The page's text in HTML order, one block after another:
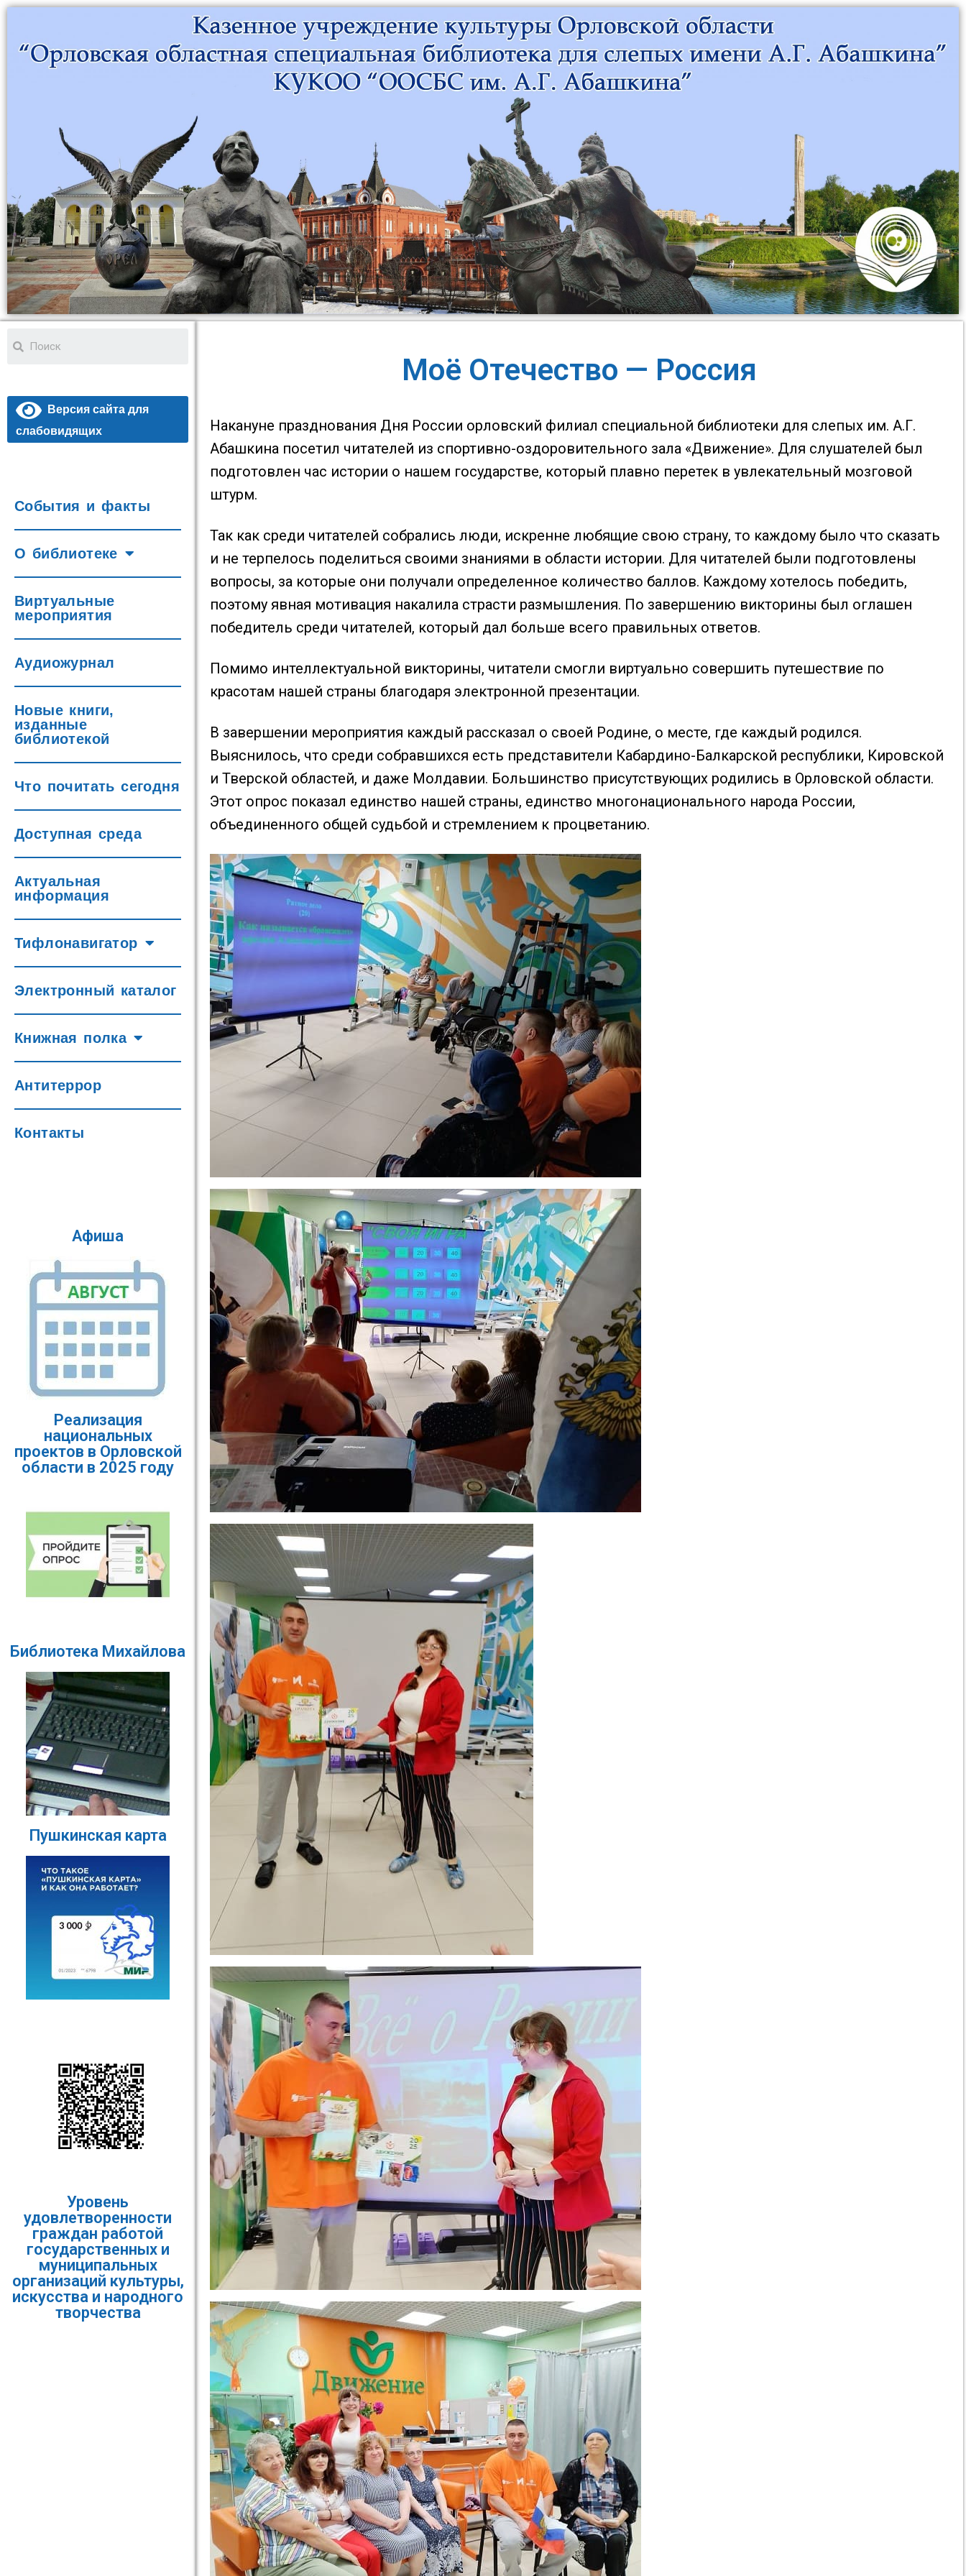
Версия сайта для
слабовидящих
События и факты
О библиотеке
Виртуальные
мероприятия
Аудиожурнал
Новые книги,
изданные
библиотекой
Что почитать сегодня
Доступная среда
Актуальная
информация
Тифлонавигатор
Электронный каталог
Книжная полка
Антитеррор
Контакты
Афиша
Реализация
национальных
проектов в Орловской
области в 2025 году
Библиотека Михайлова
Пушкинская карта
Уровень
удовлетворенности
граждан работой
государственных и
муниципальных
организаций культуры,
искусства и народного
творчества
Моё Отечество — Россия
Накануне празднования Дня России орловский филиал специальной библиотеки для слепых им. А.Г.
Абашкина посетил читателей из спортивно-оздоровительного зала «Движение». Для слушателей был
подготовлен час истории о нашем государстве, который плавно перетек в увлекательный мозговой
штурм.
Так как среди читателей собрались люди, искренне любящие свою страну, то каждому было что сказать
и не терпелось поделиться своими знаниями в области истории. Для читателей были подготовлены
вопросы, за которые они получали определенное количество баллов. Каждому хотелось победить,
поэтому явная мотивация накалила страсти размышления. По завершению викторины был оглашен
победитель среди читателей, который дал больше всего правильных ответов.
Помимо интеллектуальной викторины, читатели смогли виртуально совершить путешествие по
красотам нашей страны благодаря электронной презентации.
В завершении мероприятия каждый рассказал о своей Родине, о месте, где каждый родился.
Выяснилось, что среди собравшихся есть представители Кабардино-Балкарской республики, Кировской
и Тверской областей, и даже Молдавии. Большинство присутствующих родились в Орловской области.
Этот опрос показал единство нашей страны, единство многонационального народа России,
объединенного общей судьбой и стремлением к процветанию.